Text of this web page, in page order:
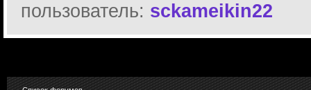
пользователь: sckameikin22